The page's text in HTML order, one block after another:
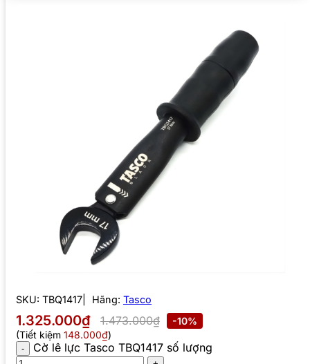
SKU: TBQ1417 Hãng: Tasco
1.325.000₫ 1.473.000₫
-10%
(Tiết kiệm 148.000₫)
Cờ lê lực Tasco TBQ1417 số lượng